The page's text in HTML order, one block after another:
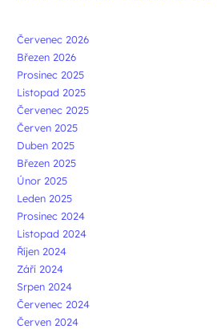
Červenec 2026
Březen 2026
Prosinec 2025
Listopad 2025
Červenec 2025
Červen 2025
Duben 2025
Březen 2025
Únor 2025
Leden 2025
Prosinec 2024
Listopad 2024
Říjen 2024
Září 2024
Srpen 2024
Červenec 2024
Červen 2024